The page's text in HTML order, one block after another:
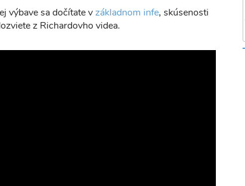
výbave sa dočítate vzákladnom infe, skúsenosti
z Richardovho videa.